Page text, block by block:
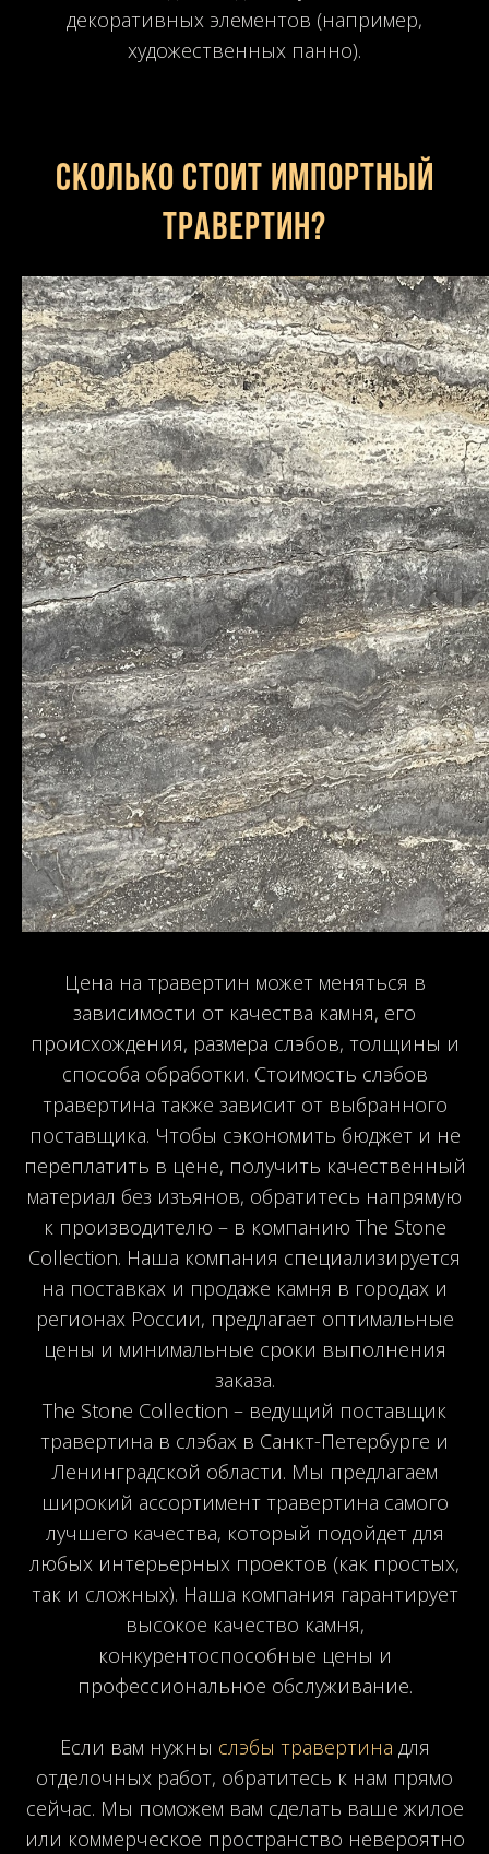
декоративных элементов (например,
художественных панно).
Сколько стоит импортный
травертин?
Цена на травертин может меняться в
зависимости от качества камня, его
происхождения, размера слэбов, толщины и
способа обработки. Стоимость слэбов
травертина также зависит от выбранного
поставщика. Чтобы сэкономить бюджет и не
переплатить в цене, получить качественный
материал без изъянов, обратитесь напрямую
к производителю – в компанию The Stone
Collection. Наша компания специализируется
на поставках и продаже камня в городах и
регионах России, предлагает оптимальные
цены и минимальные сроки выполнения
заказа.
The Stone Collection – ведущий поставщик
травертина в слэбах в Санкт-Петербурге и
Ленинградской области. Мы предлагаем
широкий ассортимент травертина самого
лучшего качества, который подойдет для
любых интерьерных проектов (как простых,
так и сложных). Наша компания гарантирует
высокое качество камня,
конкурентоспособные цены и
профессиональное обслуживание.
Если вам нужны слэбы травертина для
отделочных работ, обратитесь к нам прямо
сейчас. Мы поможем вам сделать ваше жилое
или коммерческое пространство невероятно